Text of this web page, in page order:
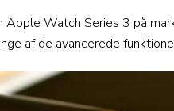
Watch Series 3 på
af de avancerede